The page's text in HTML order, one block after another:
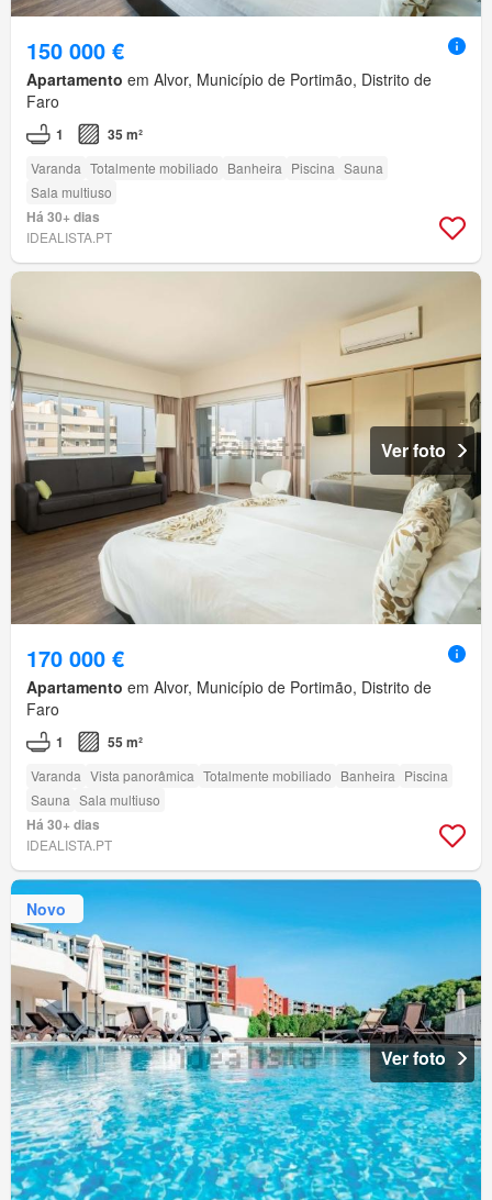
150 000 €
Apartamento em Alvor, Município de Portimão, Distrito de
Faro
1 35 m²
Varanda Totalmente mobiliado Banheira Piscina Sauna
Sala multiuso
Há 30+ dias
IDEALISTA.PT
Ver foto
170 000 €
Apartamento em Alvor, Município de Portimão, Distrito de
Faro
1 55 m²
Varanda Vista panorâmica Totalmente mobiliado Banheira Piscina
Sauna Sala multiuso
Há 30+ dias
IDEALISTA.PT
Novo
Ver foto